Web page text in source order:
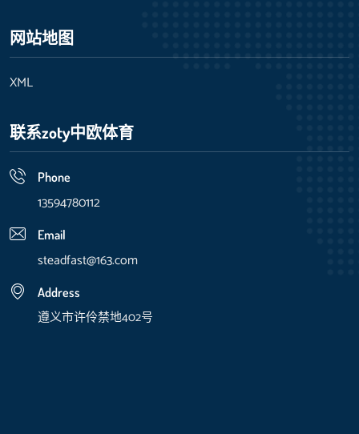
网站地图
XML
联系zoty中欧体育
Phone
13594780112
Email
steadfast@163.com
Address
遵义市许伶禁地402号